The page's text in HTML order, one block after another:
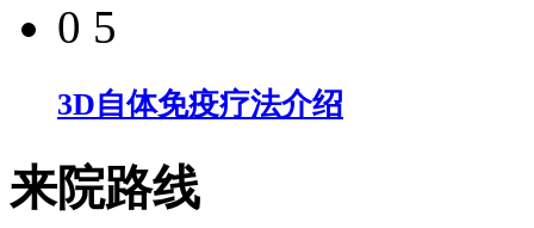
0 5
3D自体免疫疗法介绍
来院路线